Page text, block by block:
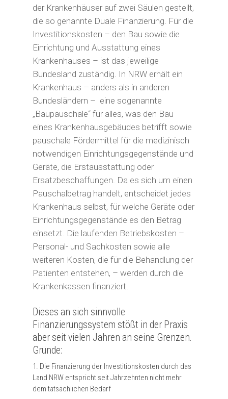
der Krankenhäuser auf zwei Säulen gestellt,
die so genannte Duale Finanzierung. Für die
Investitionskosten – den Bau sowie die
Einrichtung und Ausstattung eines
Krankenhauses – ist das jeweilige
Bundesland zuständig. In NRW erhält ein
Krankenhaus – anders als in anderen
Bundesländern – eine sogenannte
„Baupauschale“ für alles, was den Bau
eines Krankenhausgebäudes betrifft sowie
pauschale Fördermittel für die medizinisch
notwendigen Einrichtungsgegenstände und
Geräte, die Erstausstattung oder
Ersatzbeschaffungen. Da es sich um einen
Pauschalbetrag handelt, entscheidet jedes
Krankenhaus selbst, für welche Geräte oder
Einrichtungsgegenstände es den Betrag
einsetzt. Die laufenden Betriebskosten –
Personal- und Sachkosten sowie alle
weiteren Kosten, die für die Behandlung der
Patienten entstehen, – werden durch die
Krankenkassen finanziert.
Dieses an sich sinnvolle
Finanzierungssystem stößt in der Praxis
aber seit vielen Jahren an seine Grenzen.
Gründe:
1. Die Finanzierung der Investitionskosten durch das
Land NRW entspricht seit Jahrzehnten nicht mehr
dem tatsächlichen Bedarf